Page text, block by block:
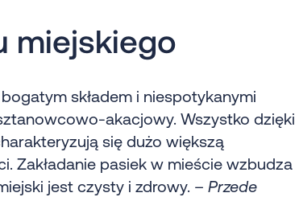
miejskiego
składem i niespotykanymi
akacjowy. Wszystko dzięki
się dużo większą
Zakładanie pasiek w mieście wzbudza
jest czysty i zdrowy. – Przede